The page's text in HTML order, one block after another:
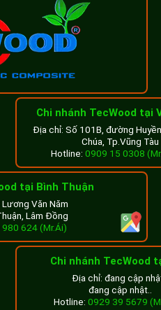
mát mẻ hơn
nắng hiệu quả, vừa giữ cho
UV, giảm nhiệt độ trực tiếp từ
Đây là tông màu phổ biến, dễ
Chi nhánh TecWood tại
Địa chỉ: Số 101B, đường
Chúa, Tp.Vũng Tàu
Hotline: 0909 15 0308
tại Bình Thuận
Văn Năm
Lâm Đồng
624 (Mr.Ái)
Chi nhánh TecWood
Địa chỉ: đang cập
đang cập nhật..
Hotline: 0929 39 5679